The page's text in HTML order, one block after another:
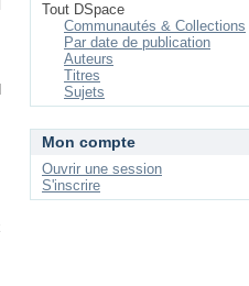
Tout DSpace
Communautés & Collections
Par date de publication
Auteurs
Titres
Sujets
Mon compte
Ouvrir une session
S'inscrire